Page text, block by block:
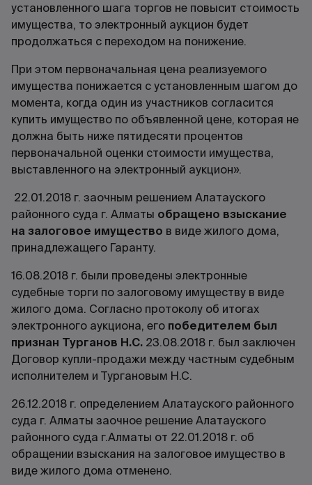
установленного шага торгов не повысит стоимость
имущества, то электронный аукцион будет
продолжаться с переходом на понижение.
При этом первоначальная цена реализуемого
имущества понижается с установленным шагом до
момента, когда один из участников согласится
купить имущество по объявленной цене, которая не
должна быть ниже пятидесяти процентов
первоначальной оценки стоимости имущества,
выставленного на электронный аукцион».
22.01.2018 г. заочным решением Алатауского
районного суда г. Алматы обращено взыскание
на залоговое имущество в виде жилого дома,
принадлежащего Гаранту.
16.08.2018 г. были проведены электронные
судебные торги по залоговому имуществу в виде
жилого дома. Согласно протоколу об итогах
электронного аукциона, его победителем был
признан Турганов Н.С. 23.08.2018 г. был заключен
Договор купли-продажи между частным судебным
исполнителем и Тургановым Н.С.
26.12.2018 г. определением Алатауского районного
суда г. Алматы заочное решение Алатауского
районного суда г.Алматы от 22.01.2018 г. об
обращении взыскания на залоговое имущество в
виде жилого дома отменено.